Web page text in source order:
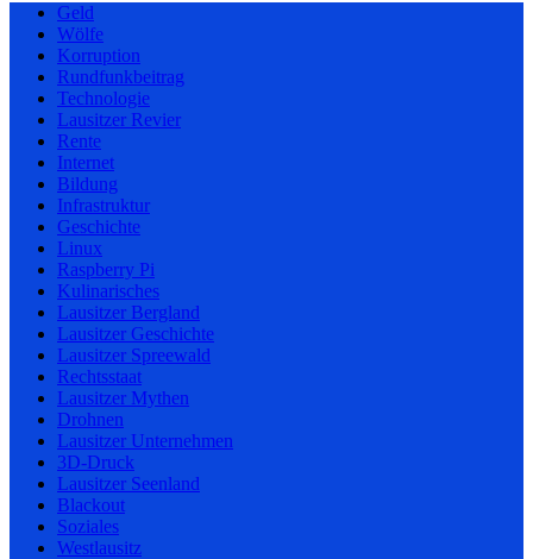
Geld
Wölfe
Korruption
Rundfunkbeitrag
Technologie
Lausitzer Revier
Rente
Internet
Bildung
Infrastruktur
Geschichte
Linux
Raspberry Pi
Kulinarisches
Lausitzer Bergland
Lausitzer Geschichte
Lausitzer Spreewald
Rechtsstaat
Lausitzer Mythen
Drohnen
Lausitzer Unternehmen
3D-Druck
Lausitzer Seenland
Blackout
Soziales
Westlausitz